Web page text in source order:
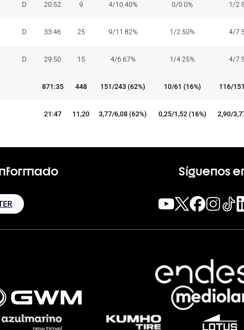
D 20:52 9 4/10 40% 0/0 0% 1/2
D 33:46 25 9/11 82% 1/2 50% 4/7
D 29:50 15 4/6 67% 1/4 25% 4/7
871:35 448 151/243 (62%) 10/61 (16%) 116/
21:47 11,20 3,77/6,08 (62%) 0,25/1,52 (16%) 2,90/
Síguenos